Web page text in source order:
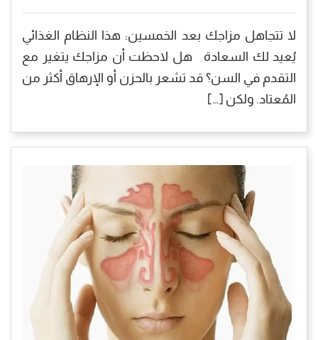
لا تتجاهل مزاجك بعد الخمسين: هذا النظام الغذائي
يُعيد لك السعادة هل لاحظت أن مزاجك يتغير مع
التقدم في السن؟ قد تشعر بالحزن أو الإرهاق أكثر من
المُعتاد. ولكن […]